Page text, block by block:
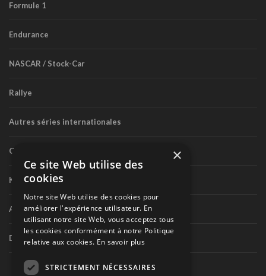
Formule 1
Endurance
NASCAR / Stock-Car
Rallye
Autres séries internationales
Circuit routier canadien
Karting
Autres séries nationales
Divers
×
Ce site Web utilise des
cookies
Notre site Web utilise des cookies pour
améliorer l'expérience utilisateur. En
utilisant notre site Web, vous acceptez tous
les cookies conformément à notre Politique
relative aux cookies. En savoir plus
STRICTEMENT NÉCESSAIRES